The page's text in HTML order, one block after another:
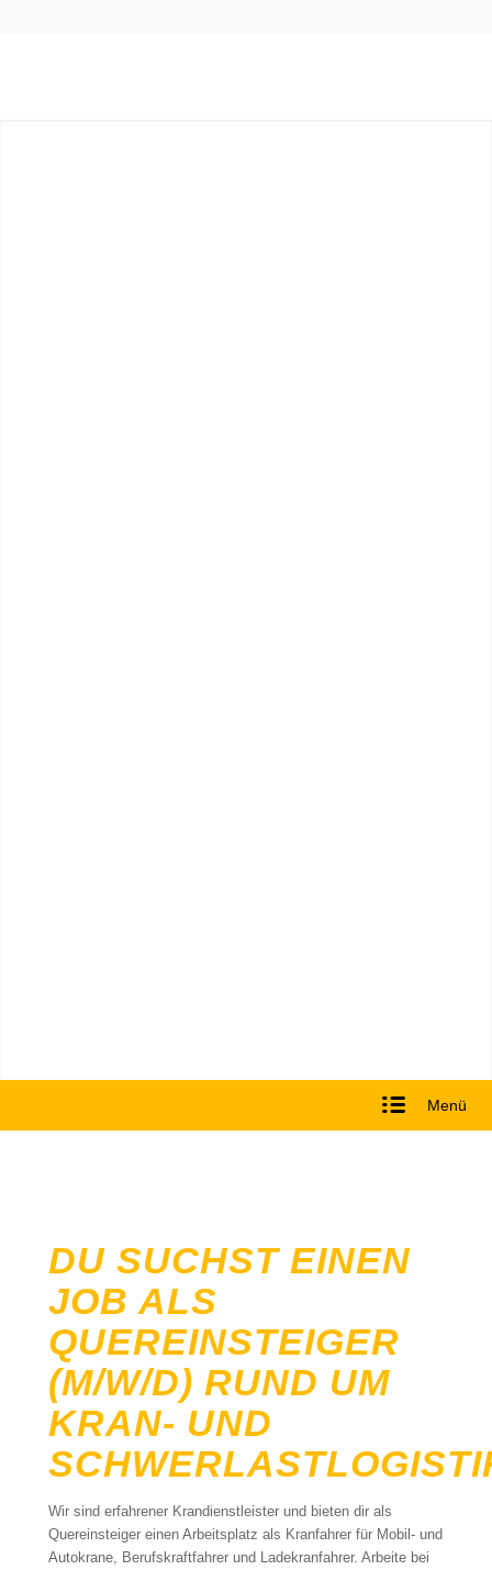
Menü
DU SUCHST EINEN
JOB ALS
QUEREINSTEIGER
(M/W/D) RUND UM
KRAN- UND
Wir sind erfahrener Krandienstleister und bieten dir als
Quereinsteiger einen Arbeitsplatz als Kranfahrer für Mobil- und
Autokrane, Berufskraftfahrer und Ladekranfahrer. Arbeite bei